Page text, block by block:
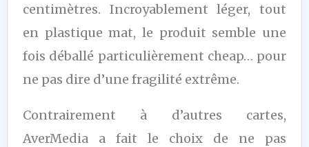
centimètres. Incroyablement léger, tout
en plastique mat, le produit semble une
fois déballé particulièrement cheap… pour
ne pas dire d’une fragilité extrême.
Contrairement à d’autres cartes,
AverMedia a fait le choix de ne pas